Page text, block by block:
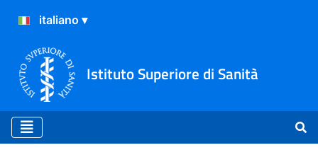
Istituto Superiore di Sanità